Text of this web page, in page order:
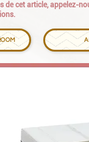
de cet article, appelez-